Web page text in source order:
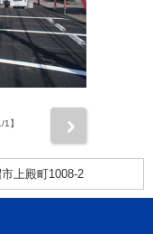
/1】
上殿町1008-2